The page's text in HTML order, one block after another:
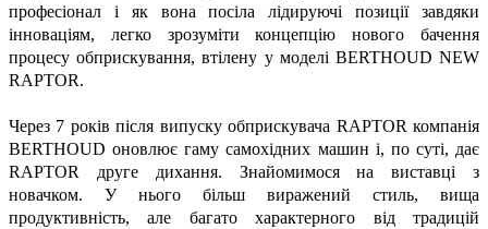
професіонал і як вона посіла лідируючі позиції завдяки
інноваціям, легко зрозуміти концепцію нового бачення
процесу обприскування, втілену у моделі BERTHOUD NEW
RAPTOR.
Через 7 років після випуску обприскувача RAPTOR компанія
BERTHOUD оновлює гаму самохідних машин і, по суті, дає
RAPTOR друге дихання. Знайомимося на виставці з
новачком. У нього більш виражений стиль, вища
продуктивність, але багато характерного від традицій